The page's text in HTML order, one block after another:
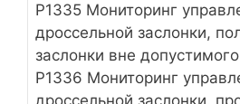
Р1335 Мониторинг
дроссельной заслонки,
заслонки вне
Р1336 Мониторинг
дроссельной заслонки,